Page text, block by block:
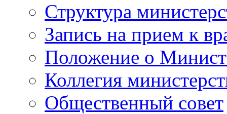
Структура
Запись на прием к
Положение о
Коллегия
Общественный совет